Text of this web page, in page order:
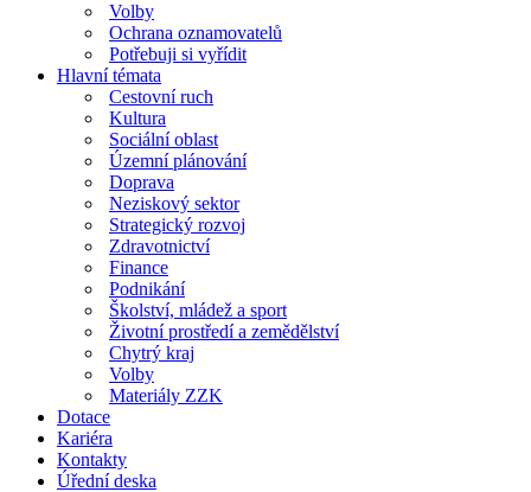
Volby
Ochrana oznamovatelů
Potřebuji si vyřídit
Hlavní témata
Cestovní ruch
Kultura
Sociální oblast
Územní plánování
Doprava
Neziskový sektor
Strategický rozvoj
Zdravotnictví
Finance
Podnikání
Školství, mládež a sport
Životní prostředí a zemědělství
Chytrý kraj
Volby
Materiály ZZK
Dotace
Kariéra
Kontakty
Úřední deska